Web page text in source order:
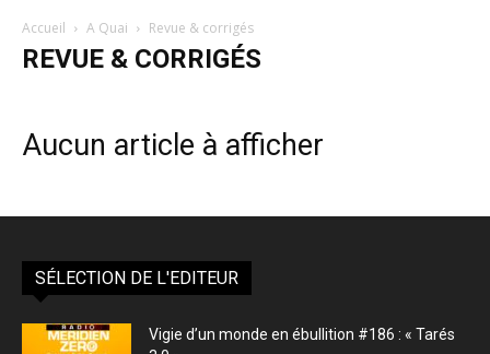
Accueil A Quai Revue & corrigés
REVUE & CORRIGÉS
Aucun article à afficher
SÉLECTION DE L'EDITEUR
Vigie d’un monde en ébullition #186 : « Tarés